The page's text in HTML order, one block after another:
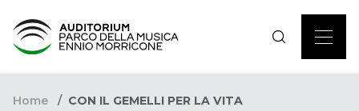
Home CON IL GEMELLI PER LA VITA